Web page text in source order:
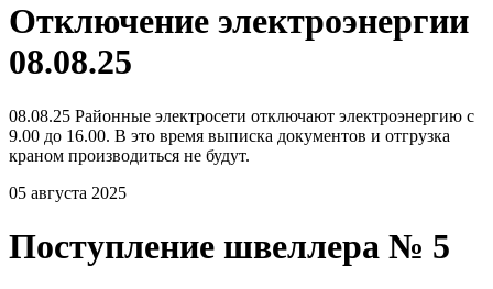
Отключение электроэнергии
08.08.25
08.08.25 Районные электросети отключают электроэнергию с
9.00 до 16.00. В это время выписка документов и отгрузка
краном производиться не будут.
05 августа 2025
Поступление швеллера № 5